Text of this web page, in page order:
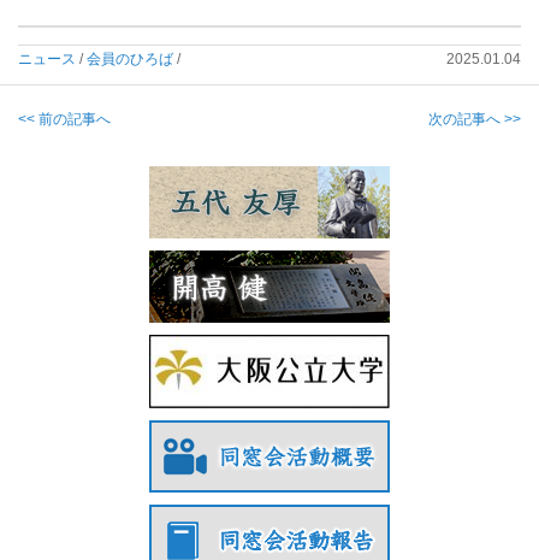
ニュース /会員のひろば / 2025.01.04
<< 前の記事へ 次の記事へ >>